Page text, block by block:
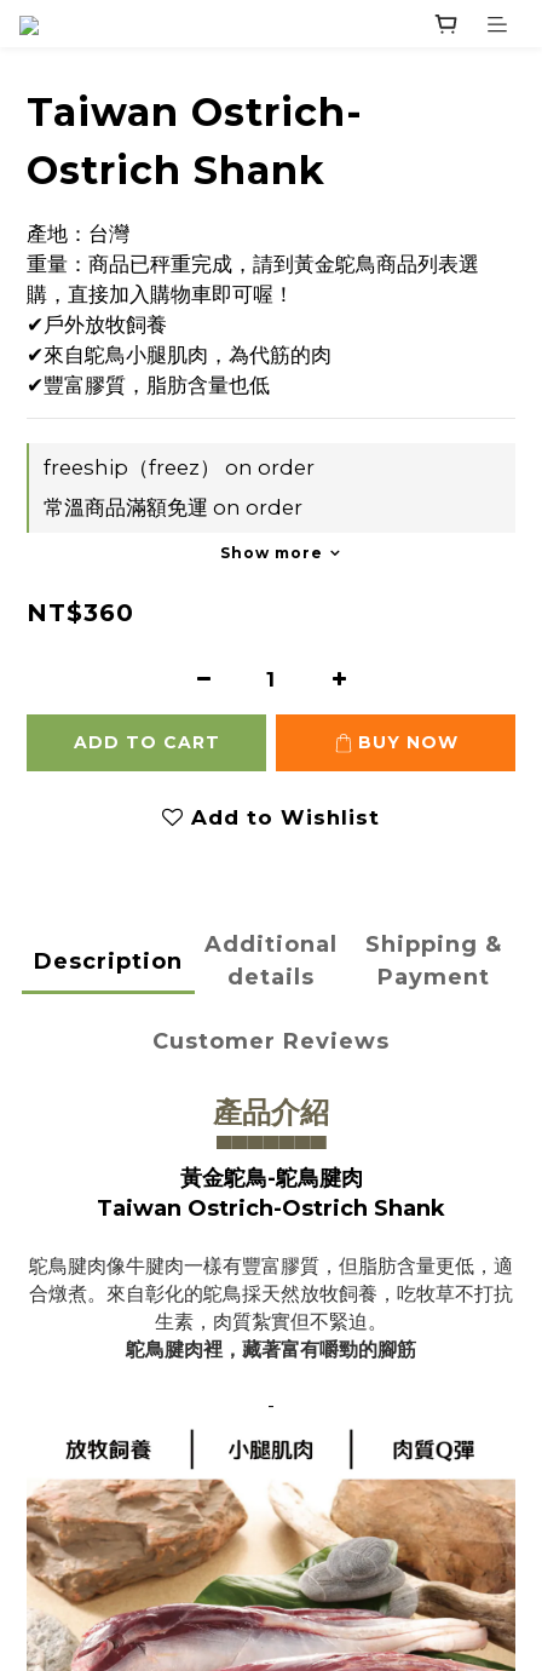
Taiwan Ostrich-
Ostrich Shank
產地：台灣
重量：商品已秤重完成，請到黃金鴕鳥商品列表選
購，直接加入購物車即可喔！
✔戶外放牧飼養
✔來自鴕鳥小腿肌肉，為代筋的肉
✔豐富膠質，脂肪含量也低
freeship（freez） on order
常溫商品滿額免運 on order
Show more
NT$360
ADD TO CART BUY NOW
Add to Wishlist
Description
Additional
details
Shipping &
Payment
Customer Reviews
產品介紹
▀▀▀▀▀▀▀
黃金鴕鳥-鴕鳥腱肉
Taiwan Ostrich-Ostrich Shank
鴕鳥腱肉像牛腱肉一樣有豐富膠質，但脂肪含量更低，適
合燉煮。 來自彰化的鴕鳥採天然放牧飼養，吃牧草不打抗
生素，肉質紮實但不緊迫。
鴕鳥腱肉裡，藏著富有嚼勁的腳筋
-